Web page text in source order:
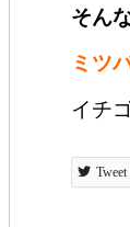
そん
ミツ
イチ
Tweet